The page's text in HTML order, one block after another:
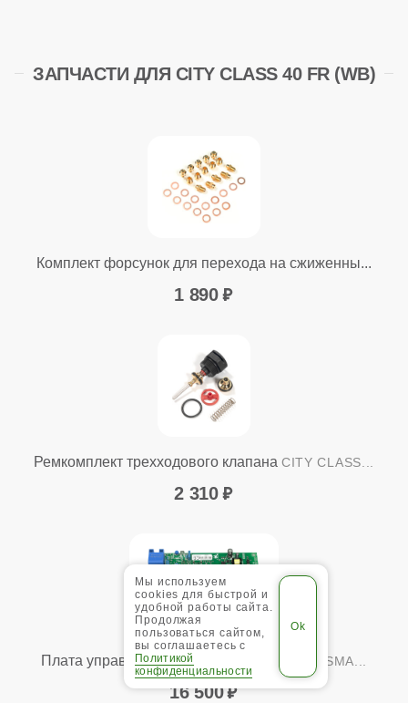
ЗАПЧАСТИ ДЛЯ CITY CLASS 40 FR (WB)
Комплект форсунок для перехода на сжиженны...
1 890
Ремкомплект трехходового клапана CITY CLASS...
2 310
Плата управленияCITY CLASS: C, F, FR / SMA...
16 500
Мы используем
cookies для быстрой и
удобной работы сайта.
Продолжая
пользоваться сайтом,
вы соглашаетесь с
Политикой
конфиденциальности